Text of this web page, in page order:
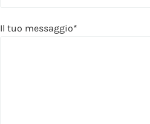
Il tuo messaggio*